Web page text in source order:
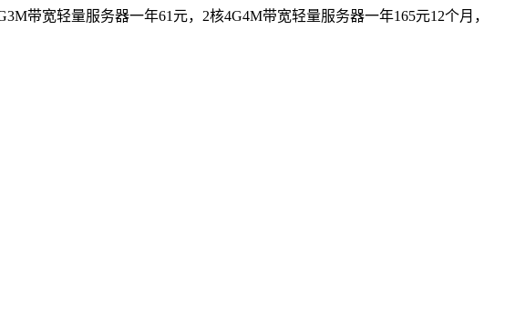
带宽轻量服务器一年61元，2核4G4M带宽轻量服务器一年165元12个月，